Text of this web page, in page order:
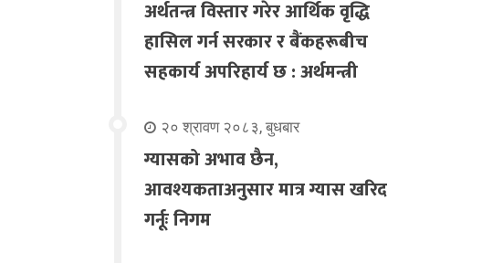
अर्थतन्त्र विस्तार गरेर आर्थिक वृद्धि
हासिल गर्न सरकार र बैंकहरूबीच
सहकार्य अपरिहार्य छ : अर्थमन्त्री
२० श्रावण २०८३, बुधबार
ग्यासको अभाव छैन,
आवश्यकताअनुसार मात्र ग्यास खरिद
गर्नूः निगम